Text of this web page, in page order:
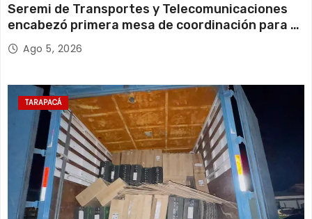
Seremi de Transportes y Telecomunicaciones
encabezó primera mesa de coordinación para el
retiro de cables en desuso en Iquique
Ago 5, 2026
TARAPACÁ